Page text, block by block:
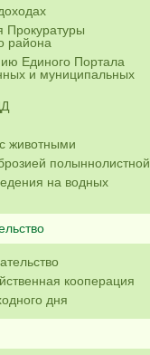
района
Единого Портала
и муниципальных
животными
полыннолистной
на водных
кооперация
дня